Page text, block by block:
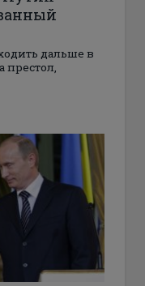
дальше в
престол,